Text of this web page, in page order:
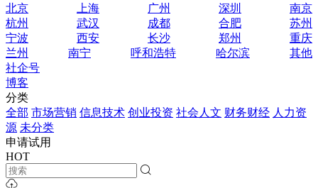
北京
上海 广州 深圳
南京
杭州
武汉 成都 合肥
苏州
宁波
西安 长沙 郑州
重庆
兰州
南宁 呼和浩特 哈尔滨
其他
社企号
博客
分类
全部 市场营销 信息技术 创业投资 社会人文 财务财经 人力资
源 未分类
申请试用
HOT